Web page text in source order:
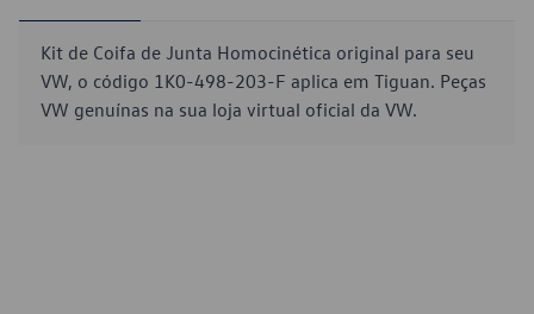
Kit de Coifa de Junta Homocinética original para seu
VW, o código 1K0-498-203-F aplica em Tiguan. Peças
VW genuínas na sua loja virtual oficial da VW.